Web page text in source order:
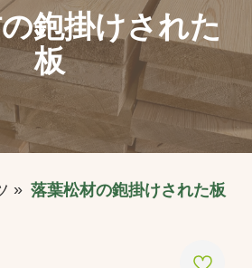
鉋掛けされた
板
» 落葉松材の鉋掛けされた板